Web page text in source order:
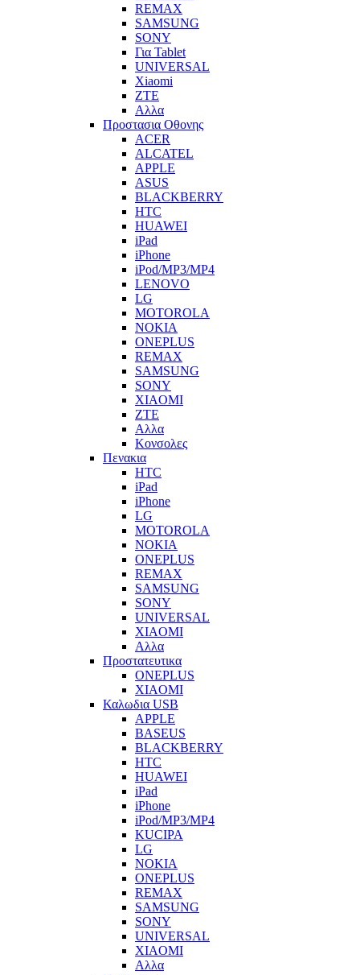
REMAX
SAMSUNG
SONY
Για Tablet
UNIVERSAL
Xiaomi
ZTE
Αλλα
Προστασια Οθονης
ACER
ALCATEL
APPLE
ASUS
BLACKBERRY
HTC
HUAWEI
iPad
iPhone
iPod/MP3/MP4
LENOVO
LG
MOTOROLA
NOKIA
ONEPLUS
REMAX
SAMSUNG
SONY
XIAOMI
ZTE
Αλλα
Κονσολες
Πενακια
HTC
iPad
iPhone
LG
MOTOROLA
NOKIA
ONEPLUS
REMAX
SAMSUNG
SONY
UNIVERSAL
XIAOMI
Αλλα
Προστατευτικα
ONEPLUS
XIAOMI
Καλωδια USB
APPLE
BASEUS
BLACKBERRY
HTC
HUAWEI
iPad
iPhone
iPod/MP3/MP4
KUCIPA
LG
NOKIA
ONEPLUS
REMAX
SAMSUNG
SONY
UNIVERSAL
XIAOMI
Αλλα